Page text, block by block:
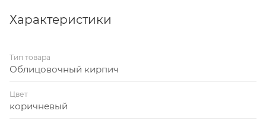
Характеристики
Тип товара
Облицовочный кирпич
Цвет
коричневый